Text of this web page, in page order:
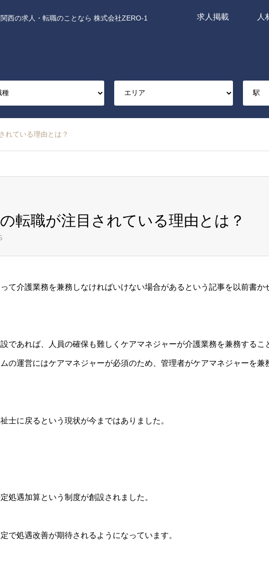
関西の求人・転職のことなら 株式会社ZERO-1 求人掲載 人
れている理由とは？
転職が注目されている理由とは？
て介護業務を兼務しなければいけない場合があるという記事を以前書か
であれば、人員の確保も難しくケアマネジャーが介護業務を兼務するこ
の運営にはケアマネジャーが必須のため、管理者がケアマネジャーを兼
士に戻るという現状が今まではありました。
処遇加算という制度が創設されました。
で処遇改善が期待されるようになっています。